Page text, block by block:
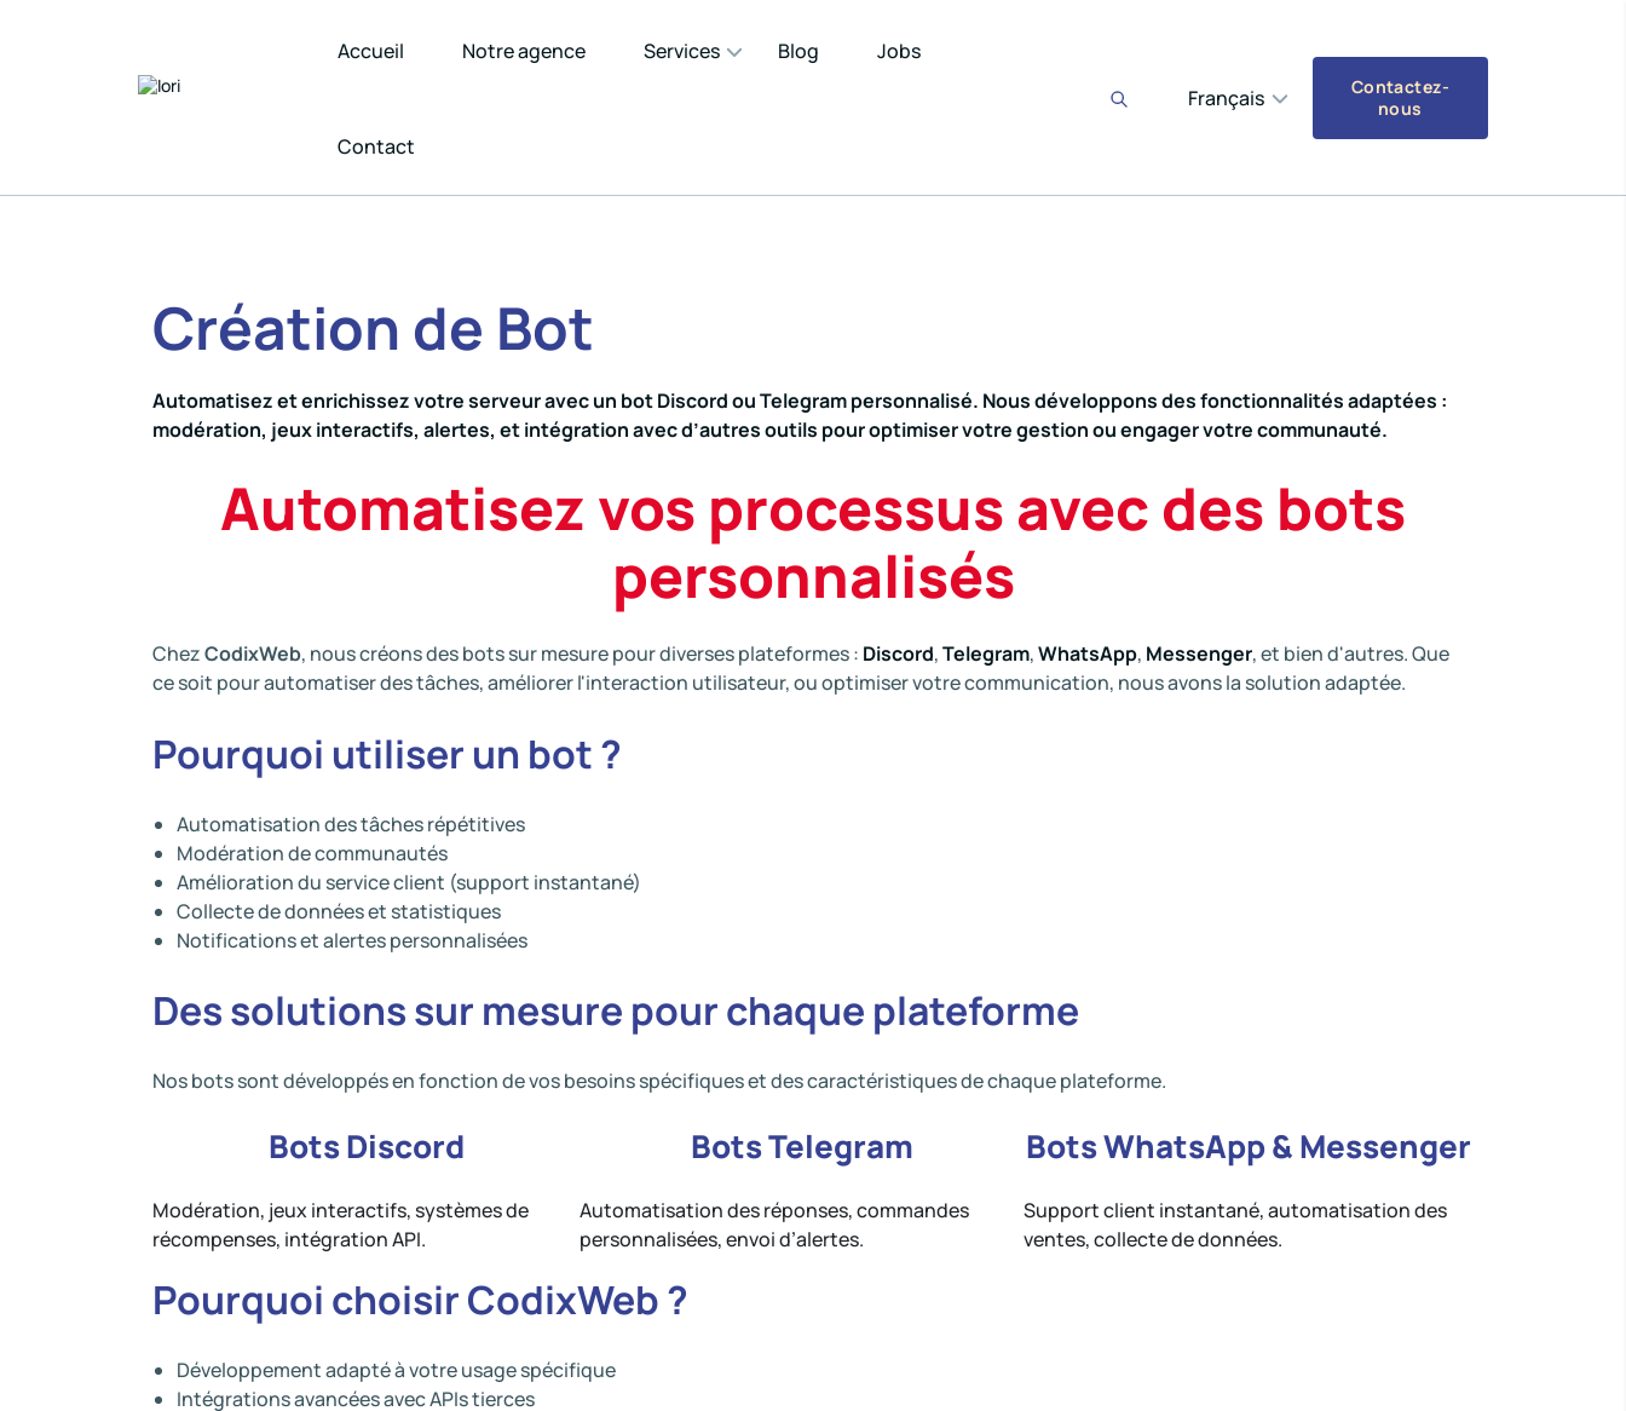
Accueil Notre agence Services Blog Jobs
Contact
Français
Contactez-
nous
Création de Bot
Automatisez et enrichissez votre serveur avec un bot Discord ou Telegram personnalisé. Nous développons des fonctionnalités adaptées :
modération, jeux interactifs, alertes, et intégration avec d’autres outils pour optimiser votre gestion ou engager votre communauté.
Automatisez vos processus avec des bots
personnalisés
ChezCodixWeb, nous créons des bots sur mesure pour diverses plateformes : Discord,Telegram,WhatsApp, Messenger, et bien d'autres. Que
ce soit pour automatiser des tâches, améliorer l'interaction utilisateur, ou optimiser votre communication, nous avons la solution adaptée.
Pourquoi utiliser un bot ?
Automatisation des tâches répétitives
Modération de communautés
Amélioration du service client (support instantané)
Collecte de données et statistiques
Notifications et alertes personnalisées
Des solutions sur mesure pour chaque plateforme
Nos bots sont développés en fonction de vos besoins spécifiques et des caractéristiques de chaque plateforme.
Bots Discord Bots Telegram Bots WhatsApp & Messenger
Modération, jeux interactifs, systèmes de
récompenses, intégration API.
Automatisation des réponses, commandes
personnalisées, envoi d’alertes.
Support client instantané, automatisation des
ventes, collecte de données.
Pourquoi choisir CodixWeb ?
Développement adapté à votre usage spécifique
Intégrations avancées avec APIs tierces